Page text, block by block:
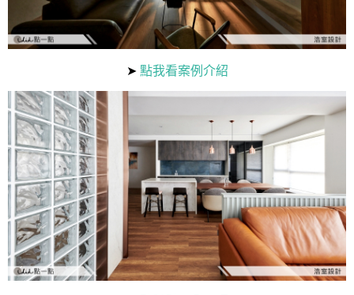
➤ 點我看案例介紹
找設計師
如何使用點一點
我要裝潢
案例分享
類型
人氣推薦